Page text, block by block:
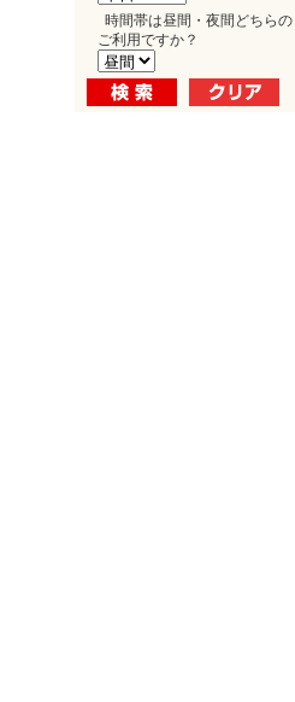
時間帯は昼間・夜間どちらの
ご利用ですか？